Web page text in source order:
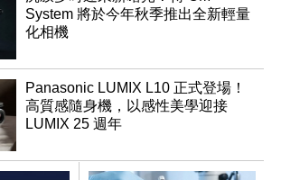
System 將於今年秋季推出全新輕量
化相機
Panasonic LUMIX L10 正式登場！
高質感隨身機，以感性美學迎接
LUMIX 25 週年